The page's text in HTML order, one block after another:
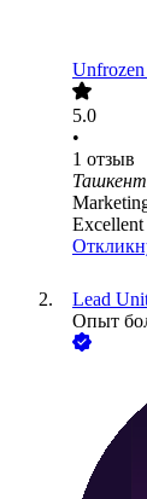
5.0
•
1 отзыв
Ташкент
Excellent
Lead
Опыт